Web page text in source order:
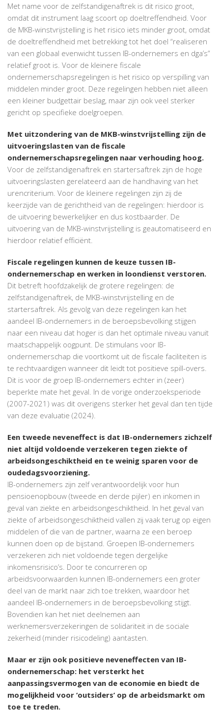
Met name voor de zelfstandigenaftrek is dit risico groot,
omdat dit instrument laag scoort op doeltreffendheid. Voor
de MKB-winstvrijstelling is het risico iets minder groot, omdat
de doeltreffendheid met betrekking tot het doel “realiseren
van een globaal evenwicht tussen IB-ondernemers en dga’s”
relatief groot is. Voor de kleinere fiscale
ondernemerschapsregelingen is het risico op verspilling van
middelen minder groot. Deze regelingen hebben niet alleen
een kleiner budgettair beslag, maar zijn ook veel sterker
gericht op specifieke doelgroepen.
Met uitzondering van de MKB-winstvrijstelling zijn de
uitvoeringslasten van de fiscale
ondernemerschapsregelingen naar verhouding hoog.
Voor de zelfstandigenaftrek en startersaftrek zijn de hoge
uitvoeringslasten gerelateerd aan de handhaving van het
urencriterium. Voor de kleinere regelingen zijn zij de
keerzijde van de gerichtheid van de regelingen: hierdoor is
de uitvoering bewerkelijker en dus kostbaarder. De
uitvoering van de MKB-winstvrijstelling is geautomatiseerd en
hierdoor relatief efficiënt.
Fiscale regelingen kunnen de keuze tussen IB-
ondernemerschap en werken in loondienst verstoren.
Dit betreft hoofdzakelijk de grotere regelingen: de
zelfstandigenaftrek, de MKB-winstvrijstelling en de
startersaftrek. Als gevolg van deze regelingen kan het
aandeel IB-ondernemers in de beroepsbevolking stijgen
naar een niveau dat hoger is dan het optimale niveau vanuit
maatschappelijk oogpunt. De stimulans voor IB-
ondernemerschap die voortkomt uit de fiscale faciliteiten is
te rechtvaardigen wanneer dit leidt tot positieve spill-overs.
Dit is voor de groep IB-ondernemers echter in (zeer)
beperkte mate het geval. In de vorige onderzoeksperiode
(2007-2021) was dit overigens sterker het geval dan ten tijde
van deze evaluatie (2024).
Een tweede neveneffect is dat IB-ondernemers zichzelf
niet altijd voldoende verzekeren tegen ziekte of
arbeidsongeschiktheid en te weinig sparen voor de
oudedagsvoorziening.
IB-ondernemers zijn zelf verantwoordelijk voor hun
pensioenopbouw (tweede en derde pijler) en inkomen in
geval van ziekte en arbeidsongeschiktheid. In het geval van
ziekte of arbeidsongeschiktheid vallen zij vaak terug op eigen
middelen of die van de partner, waarna ze een beroep
kunnen doen op de bijstand. Groepen IB-ondernemers
verzekeren zich niet voldoende tegen dergelijke
inkomensrisico’s. Door te concurreren op
arbeidsvoorwaarden kunnen IB-ondernemers een groter
deel van de markt naar zich toe trekken, waardoor het
aandeel IB-ondernemers in de beroepsbevolking stijgt.
Bovendien kan het niet deelnemen aan
werknemersverzekeringen de solidariteit in de sociale
zekerheid (minder risicodeling) aantasten.
Maar er zijn ook positieve neveneffecten van IB-
ondernemerschap: het versterkt het
aanpassingsvermogen van de economie en biedt de
mogelijkheid voor ‘outsiders’ op de arbeidsmarkt om
toe te treden.